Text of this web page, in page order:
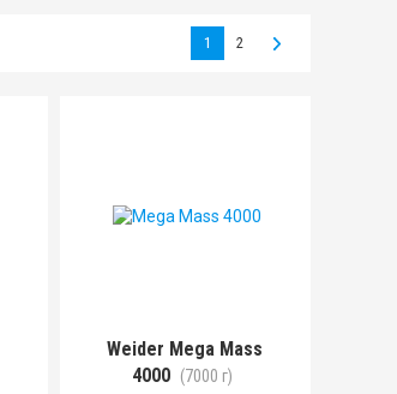
1 2
Weider Mega Mass
4000 (7000 г)